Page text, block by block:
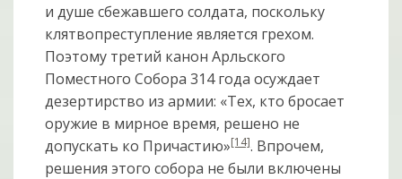
и душе сбежавшего солдата, поскольку
клятвопреступление является грехом.
Поэтому третий канон Арльского
Поместного Собора 314 года осу­ждает
дезертирство из армии: «Тех, кто бросает
оружие в мирное время, решено не
допускать ко Причастию»[14]. Впрочем,
решения этого собора не были включены